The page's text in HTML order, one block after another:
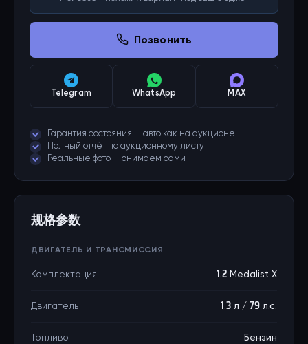
Позвонить
Telegram WhatsApp MAX
Гарантия состояния — авто как на аукционе
Полный отчёт по аукционному листу
Реальные фото — снимаем сами
规格参数
ДВИГАТЕЛЬ И ТРАНСМИССИЯ
Комплектация 1.2 Medalist X
Двигатель 1.3 л / 79 л.с.
Топливо Бензин